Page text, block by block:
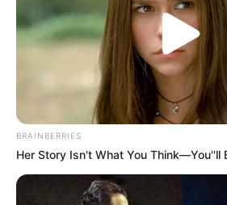
BRAINBERRIES
Her Story Isn't What You Think—You''ll